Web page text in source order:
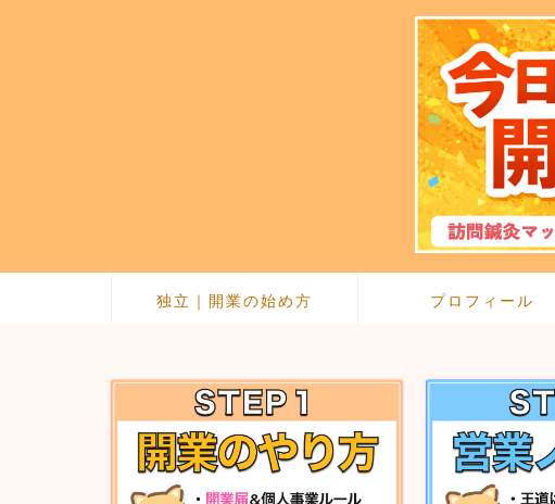
独立｜開業の始め方 プロフィール